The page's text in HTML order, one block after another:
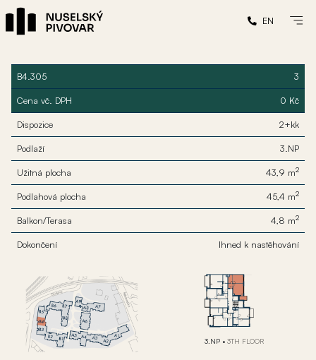
EN
B4.305 3
Cena vč. DPH 0 Kč
Dispozice 2+kk
Podlaží 3.NP
Užitná plocha 43,9 m2
Podlahová plocha 45,4 m2
Balkon/Terasa 4,8 m2
Dokončení Ihned k nastěhování
3.NP • 3TH FLOOR